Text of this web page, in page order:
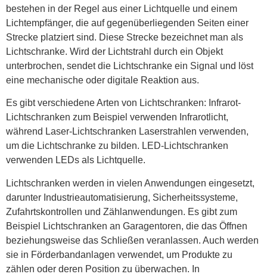
bestehen in der Regel aus einer Lichtquelle und einem
Lichtempfänger, die auf gegenüberliegenden Seiten einer
Strecke platziert sind. Diese Strecke bezeichnet man als
Lichtschranke. Wird der Lichtstrahl durch ein Objekt
unterbrochen, sendet die Lichtschranke ein Signal und löst
eine mechanische oder digitale Reaktion aus.
Es gibt verschiedene Arten von Lichtschranken: Infrarot-
Lichtschranken zum Beispiel verwenden Infrarotlicht,
während Laser-Lichtschranken Laserstrahlen verwenden,
um die Lichtschranke zu bilden. LED-Lichtschranken
verwenden LEDs als Lichtquelle.
Lichtschranken werden in vielen Anwendungen eingesetzt,
darunter Industrieautomatisierung, Sicherheitssysteme,
Zufahrtskontrollen und Zählanwendungen. Es gibt zum
Beispiel Lichtschranken an Garagentoren, die das Öffnen
beziehungsweise das Schließen veranlassen. Auch werden
sie in Förderbandanlagen verwendet, um Produkte zu
zählen oder deren Position zu überwachen. In